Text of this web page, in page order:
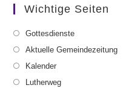
Wichtige Seiten
Gottesdienste
Aktuelle Gemeindezeitung
Kalender
Lutherweg